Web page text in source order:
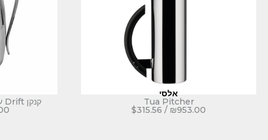
אלסי
Tua Pitcher
₪953.00
/
$315.56
קנקן Drift עם פיה מיוחדת לקרח, 2 ליטר